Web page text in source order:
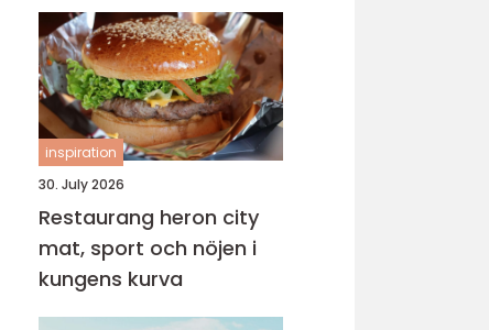
inspiration
30. July 2026
Restaurang heron city
mat, sport och nöjen i
kungens kurva